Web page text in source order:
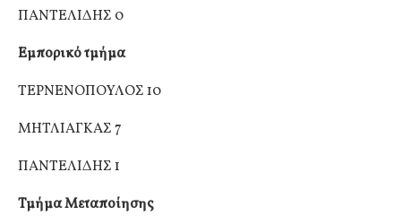
ΠΑΝΤΕΛΙΔΗΣ 0
Εμπορικό τμήμα
ΤΕΡΝΕΝΟΠΟΥΛΟΣ 10
ΜΗΤΛΙΑΓΚΑΣ 7
ΠΑΝΤΕΛΙΔΗΣ 1
Τμήμα Μεταποίησης